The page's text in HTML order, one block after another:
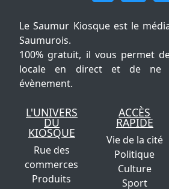
Le Saumur Kiosque est le
Saumurois.
100% gratuit, il vous permet
locale en direct et de ne
évènement.
L'UNIVERS
DU
KIOSQUE
Rue des
commerces
Produits
ACCÈS
RAPIDE
Vie de la cité
Politique
Culture
Sport